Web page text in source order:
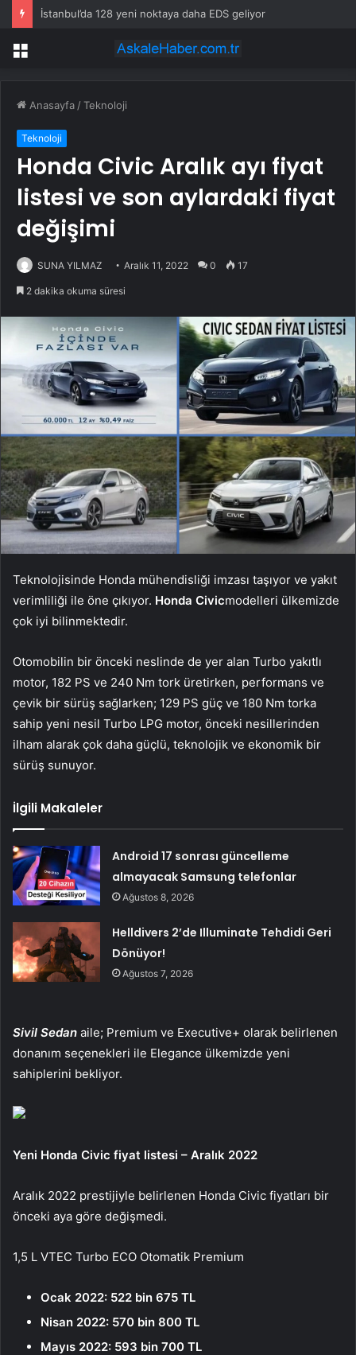
İstanbul’da 128 yeni noktaya daha EDS geliyor
Menü
Anasayfa /Teknoloji
Teknoloji
Honda Civic Aralık ayı fiyat
listesi ve son aylardaki fiyat
değişimi
SUNA YILMAZ Aralık 11, 2022 0 17
2 dakika okuma süresi
Teknolojisinde Honda mühendisliği imzası taşıyor ve yakıt
verimliliği ile öne çıkıyor. Honda Civicmodelleri ülkemizde
çok iyi bilinmektedir.
Otomobilin bir önceki neslinde de yer alan Turbo yakıtlı
motor, 182 PS ve 240 Nm tork üretirken, performans ve
çevik bir sürüş sağlarken; 129 PS güç ve 180 Nm torka
sahip yeni nesil Turbo LPG motor, önceki nesillerinden
ilham alarak çok daha güçlü, teknolojik ve ekonomik bir
sürüş sunuyor.
İlgili Makaleler
Android 17 sonrası güncelleme
almayacak Samsung telefonlar
Ağustos 8, 2026
Helldivers 2’de Illuminate Tehdidi Geri
Dönüyor!
Ağustos 7, 2026
Sivil Sedan aile; Premium ve Executive+ olarak belirlenen
donanım seçenekleri ile Elegance ülkemizde yeni
sahiplerini bekliyor.
Yeni Honda Civic fiyat listesi – Aralık 2022
Aralık 2022 prestijiyle belirlenen Honda Civic fiyatları bir
önceki aya göre değişmedi.
1,5 L VTEC Turbo ECO Otomatik Premium
Ocak 2022: 522 bin 675 TL
Nisan 2022: 570 bin 800 TL
Mayıs 2022: 593 bin 700 TL